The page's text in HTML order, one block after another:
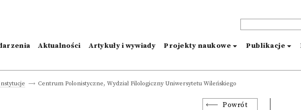
Aktualności Artykuły i wywiady Projekty naukowe Publikacje
Centrum Polonistyczne, Wydział Filologiczny Uniwersytetu Wileńskiego
Powrót